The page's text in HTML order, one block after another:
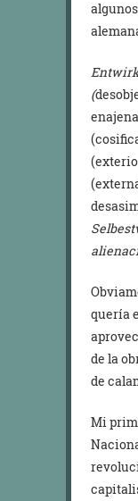
(
quería
de la
de
Mi